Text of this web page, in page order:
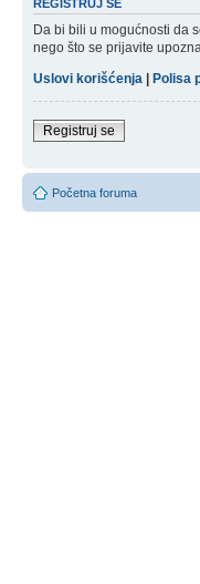
REGISTRUJ SE
Da bi bili u mogućnosti da
nego što se prijavite
Uslovi korišćenja | Polisa
Registruj se
Početna foruma